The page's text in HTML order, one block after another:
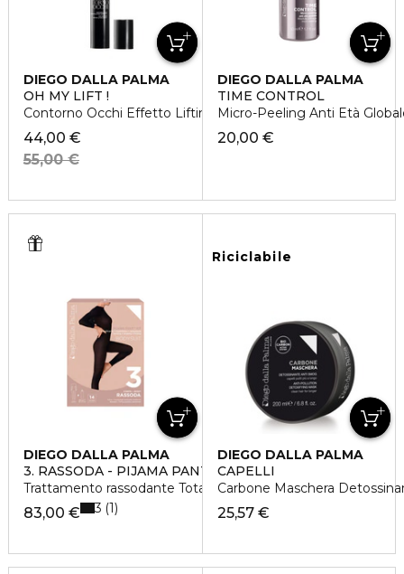
DIEGO DALLA PALMA
OH MY LIFT !
Contorno Occhi Effetto Lifting Immediato
44,00 €
55,00 €
DIEGO DALLA PALMA
TIME CONTROL
Micro-Peeling Anti Età
20,00 €
DIEGO DALLA PALMA
3. RASSODA - PIJAMA PANT KIT
Trattamento rassodante Total Body
83,00 € 3 1
Riciclabile
DIEGO DALLA PALMA
CAPELLI
Carbone Maschera
25,57 €